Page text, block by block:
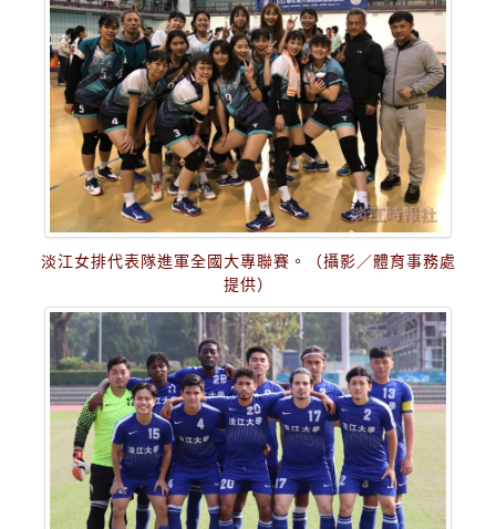
淡江女排代表隊進軍全國大專聯賽。（攝影／體育事務處
提供）